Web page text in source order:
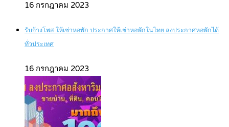
16 กรกฎาคม 2023
รับจ้างโพส ให้เช่าหอพัก ประกาศให้เช่าหอพักในไทย ลงประกาศหอพักได้
ทั่วประเทศ
16 กรกฎาคม 2023